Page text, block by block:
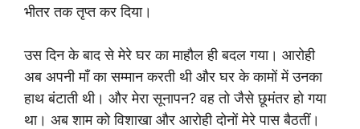
भीतर तक तृप्त कर दिया।
उस दिन के बाद से मेरे घर का माहौल ही बदल गया। आरोही
अब अपनी माँ का सम्मान करती थी और घर के कामों में उनका
हाथ बंटाती थी। और मेरा सूनापन? वह तो जैसे छूमंतर हो गया
था। अब शाम को विशाखा और आरोही दोनों मेरे पास बैठतीं।